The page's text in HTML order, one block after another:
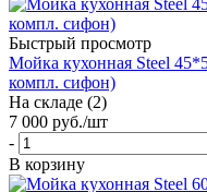
Быстрый просмотр
Мойка кухонная Steel
компл. сифон)
На складе (2)
7 000 руб./шт
-
В корзину